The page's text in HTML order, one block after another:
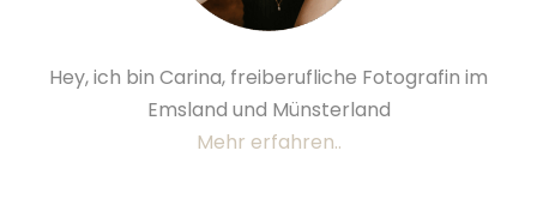
Hey, ich bin Carina, freiberufliche Fotografin im
Emsland und Münsterland
Mehr erfahren..